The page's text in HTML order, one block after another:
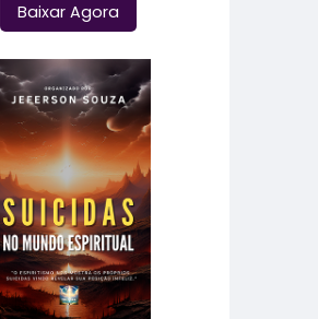
Baixar Agora